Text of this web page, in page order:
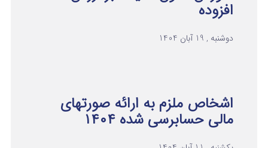
افزوده
دوشنبه , 19 آبان 1404
اشخاص ملزم به ارائه صورتهای
مالی حسابرسی شده ۱۴۰۴